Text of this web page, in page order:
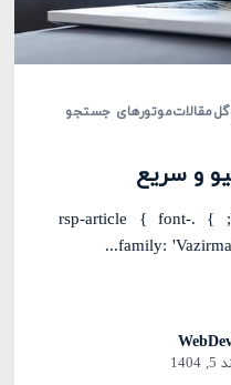
مقالاتموتورهای جستجو
و سریع
* { box-sizing: border-box; } .rsp-article { font-
family: